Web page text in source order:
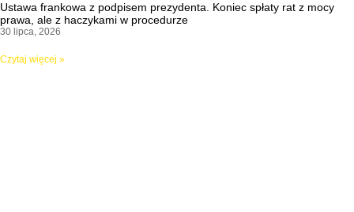
Ustawa frankowa z podpisem prezydenta. Koniec spłaty rat z mocy
prawa, ale z haczykami w procedurze
30 lipca, 2026
Czytaj więcej »